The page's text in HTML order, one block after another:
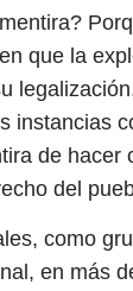
que la
instancias
de hacer
del
como
en más